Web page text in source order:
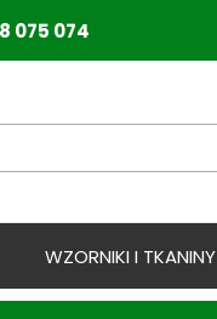
075 074
WZORNIKI I TKANINY